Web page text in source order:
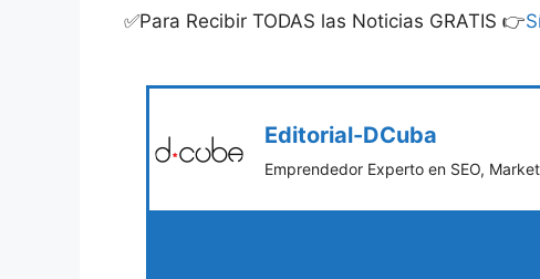
✅Para Recibir TODAS las Noticias GRATIS 👉
Editorial-DCuba
Emprendedor Experto en SEO,